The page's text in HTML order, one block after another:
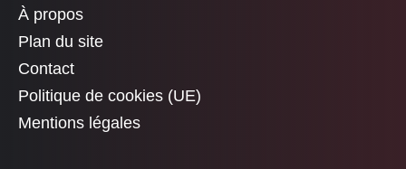
À propos
Plan du site
Contact
Politique de cookies (UE)
Mentions légales